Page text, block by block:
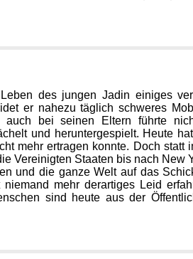
des jungen Jadin einiges
er nahezu täglich schweres
auch bei seinen Eltern führte
und heruntergespielt. Heute
mehr ertragen konnte. Doch statt
Vereinigten Staaten bis nach New
und die ganze Welt auf das
mehr derartiges Leid
sind heute aus der